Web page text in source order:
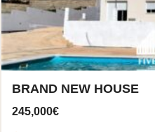
BRAND NEW HOUSE
245,000€